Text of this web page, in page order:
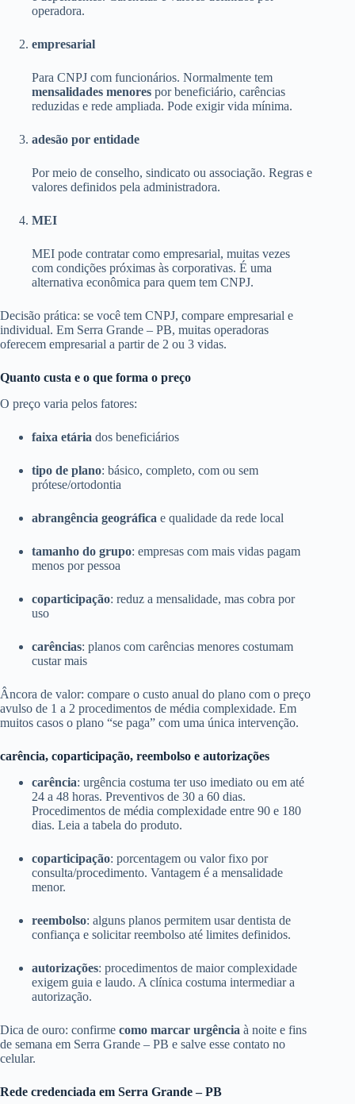
operadora.
empresarial
Para CNPJ com funcionários. Normalmente tem
mensalidades menores por beneficiário, carências
reduzidas e rede ampliada. Pode exigir vida mínima.
adesão por entidade
Por meio de conselho, sindicato ou associação. Regras e
valores definidos pela administradora.
MEI
MEI pode contratar como empresarial, muitas vezes
com condições próximas às corporativas. É uma
alternativa econômica para quem tem CNPJ.
Decisão prática: se você tem CNPJ, compare empresarial e
individual. Em Serra Grande – PB, muitas operadoras
oferecem empresarial a partir de 2 ou 3 vidas.
Quanto custa e o que forma o preço
O preço varia pelos fatores:
faixa etária dos beneficiários
tipo de plano: básico, completo, com ou sem
prótese/ortodontia
abrangência geográfica e qualidade da rede local
tamanho do grupo: empresas com mais vidas pagam
menos por pessoa
coparticipação: reduz a mensalidade, mas cobra por
uso
carências: planos com carências menores costumam
custar mais
Âncora de valor: compare o custo anual do plano com o preço
avulso de 1 a 2 procedimentos de média complexidade. Em
muitos casos o plano “se paga” com uma única intervenção.
carência, coparticipação, reembolso e autorizações
carência: urgência costuma ter uso imediato ou em até
24 a 48 horas. Preventivos de 30 a 60 dias.
Procedimentos de média complexidade entre 90 e 180
dias. Leia a tabela do produto.
coparticipação: porcentagem ou valor fixo por
consulta/procedimento. Vantagem é a mensalidade
menor.
reembolso: alguns planos permitem usar dentista de
confiança e solicitar reembolso até limites definidos.
autorizações: procedimentos de maior complexidade
exigem guia e laudo. A clínica costuma intermediar a
autorização.
Dica de ouro: confirme como marcar urgência à noite e fins
de semana em Serra Grande – PB e salve esse contato no
celular.
Rede credenciada em Serra Grande – PB